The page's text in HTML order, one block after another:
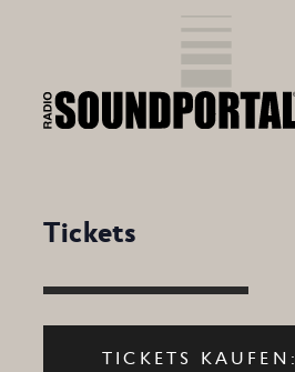
Tickets
TICKETS KAUFEN: